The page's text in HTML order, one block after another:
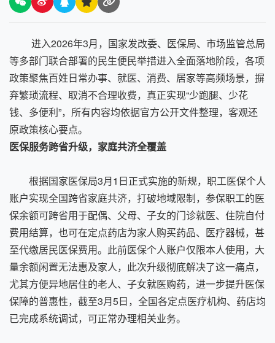
进入2026年3月，国家发改委、医保局、市场监管总局
等多部门联合部署的民生便民举措进入全面落地阶段，各项
政策聚焦百姓日常办事、就医、消费、居家等高频场景，摒
弃繁琐流程、取消不合理收费，真正实现“少跑腿、少花
钱、多便利”，所有内容均依据官方公开文件整理，客观还
原政策核心要点。
医保服务跨省升级，家庭共济全覆盖
根据国家医保局3月1日正式实施的新规，职工医保个人
账户实现全国跨省家庭共济，打破地域限制，参保职工的医
保余额可跨省用于配偶、父母、子女的门诊就医、住院自付
费用结算，也可在定点药店为家人购买药品、医疗器械，甚
至代缴居民医保费用。此前医保个人账户仅限本人使用，大
量余额闲置无法惠及家人，此次升级彻底解决了这一痛点，
尤其方便异地居住的老人、子女就医购药，进一步提升医保
保障的普惠性，截至3月5日，全国各定点医疗机构、药店均
已完成系统调试，可正常办理相关业务。